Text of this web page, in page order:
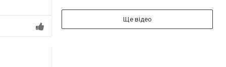
Ще відео